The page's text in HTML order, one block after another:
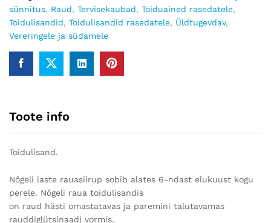
Kogus
sünnitus, Raud, Tervisekaubad, Toiduained rasedatele,
Toidulisandid, Toidulisandid rasedatele, Üldtugevdav,
Vereringele ja südamele
Toote info
Toidulisand.
Nôgeli laste rauasiirup sobib alates 6-ndast elukuust kogu
perele. Nôgeli raua toidulisandis
on raud hästi omastatavas ja paremini talutavamas
rauddiglütsinaadi vormis.